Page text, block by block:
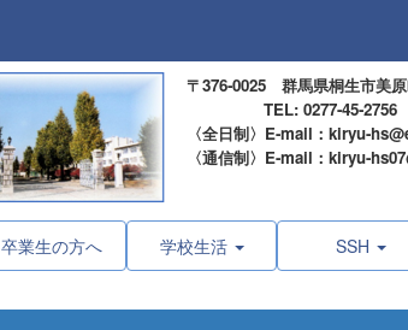
〒376-0025 群馬県桐生市美
TEL: 0277-45-2756
〈全日制〉E-mail：kiryu-
〈通信制〉E-mail：kiryu-
卒業生の方へ 学校生活 SSH